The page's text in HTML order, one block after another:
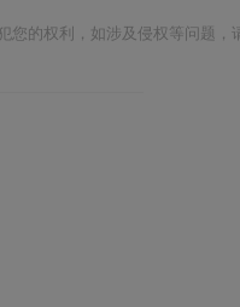
的权利，如涉及侵权等问题